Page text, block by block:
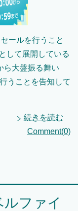
ールを行うこと
して展開している
ら大盤振る舞い
うことを告知して
続きを読む
Comment(0)
ルファイ